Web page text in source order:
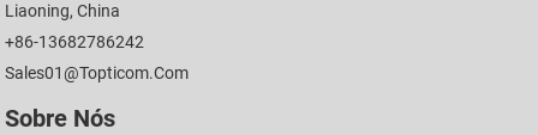
Liaoning, China
+86-13682786242
Sales01@topticom.com
Sobre Nós